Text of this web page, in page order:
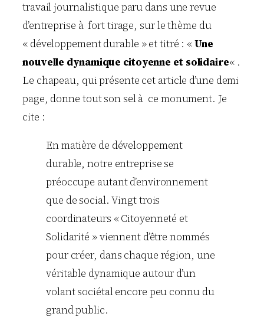
travail journalistique paru dans une revue
d’entreprise à fort tirage, sur le thème du
« développement durable » et titré : «Une
nouvelle dynamique citoyenne et solidaire« .
Le chapeau, qui présente cet article d’une demi
page, donne tout son sel à ce monument. Je
cite :
En matière de développement
durable, notre entreprise se
préoccupe autant d’environnement
que de social. Vingt trois
coordinateurs « Citoyenneté et
Solidarité » viennent d’être nommés
pour créer, dans chaque région, une
véritable dynamique autour d’un
volant sociétal encore peu connu du
grand public.